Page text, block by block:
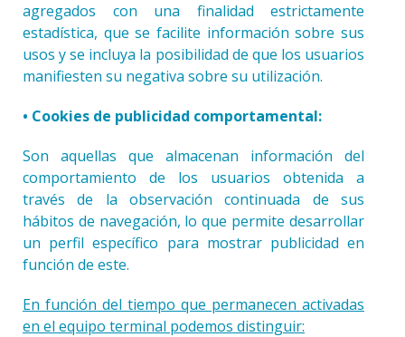
agregados con una finalidad estrictamente
estadística, que se facilite información sobre sus
usos y se incluya la posibilidad de que los usuarios
manifiesten su negativa sobre su utilización.
• Cookies de publicidad comportamental:
Son aquellas que almacenan información del
comportamiento de los usuarios obtenida a
través de la observación continuada de sus
hábitos de navegación, lo que permite desarrollar
un perfil específico para mostrar publicidad en
función de este.
En función del tiempo que permanecen activadas
en el equipo terminal podemos distinguir: